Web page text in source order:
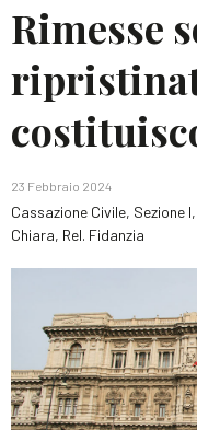
Rimesse
23 Febbraio 2024
Cassazione Civile, Sezione
Chiara, Rel. Fidanzia